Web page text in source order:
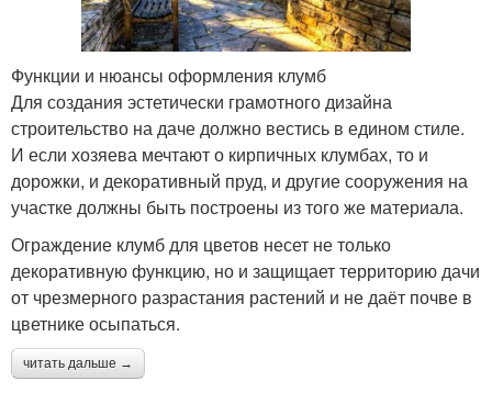
Функции и нюансы оформления клумб
Для создания эстетически грамотного дизайна
строительство на даче должно вестись в едином стиле.
И если хозяева мечтают о кирпичных клумбах, то и
дорожки, и декоративный пруд, и другие сооружения на
участке должны быть построены из того же материала.
Ограждение клумб для цветов несет не только
декоративную функцию, но и защищает территорию дачи
от чрезмерного разрастания растений и не даёт почве в
цветнике осыпаться.
читать дальше →